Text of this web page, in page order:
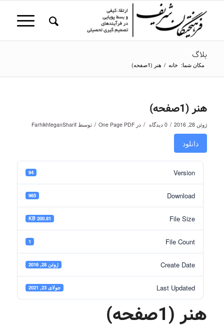
بلاگ
مکان شما: خانه / هنر (1صفحه)
هنر (1صفحه)
ژوئن 28, 2016 / 0 دیدگاه / در One Page PDF
/ توسط FarhikhteganSharif
دانلود
Version
94
Download
965
File Size
200.81 KB
File Count
1
Create Date ژوئن 28, 2016
Last Updated جولای 23, 2021
هنر (1صفحه)